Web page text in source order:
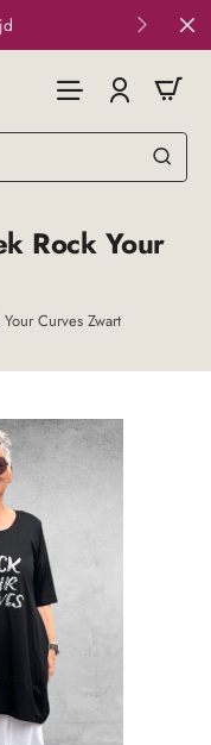
Rock Your
Curves Zwart